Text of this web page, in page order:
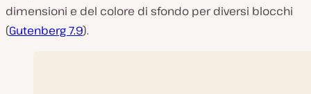
dimensioni e del colore di sfondo per diversi blocchi
(Gutenberg 7.9).